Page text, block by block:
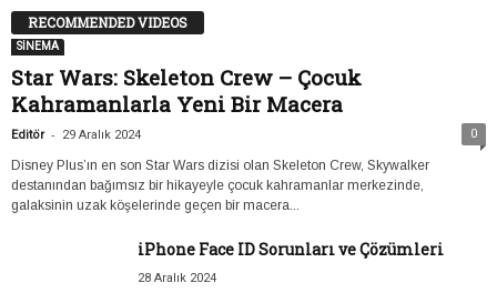
RECOMMENDED VIDEOS
SİNEMA
Star Wars: Skeleton Crew – Çocuk
Kahramanlarla Yeni Bir Macera
Editör - 29 Aralık 2024 0
Disney Plus’ın en son Star Wars dizisi olan Skeleton Crew, Skywalker
destanından bağımsız bir hikayeyle çocuk kahramanlar merkezinde,
galaksinin uzak köşelerinde geçen bir macera...
iPhone Face ID Sorunları ve Çözümleri
28 Aralık 2024